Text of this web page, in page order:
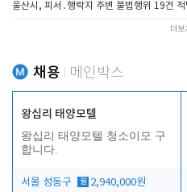
울산시, 피서․행락지 주변 불법행위 19건 적
더보
채용 메인박스
왕십리 태양모텔
왕십리 태양모텔 청소이모 구
합니다.
서울 성동구 월 2,940,000원